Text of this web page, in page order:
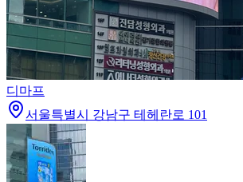
디마프
서울특별시 강남구 테헤란로 101